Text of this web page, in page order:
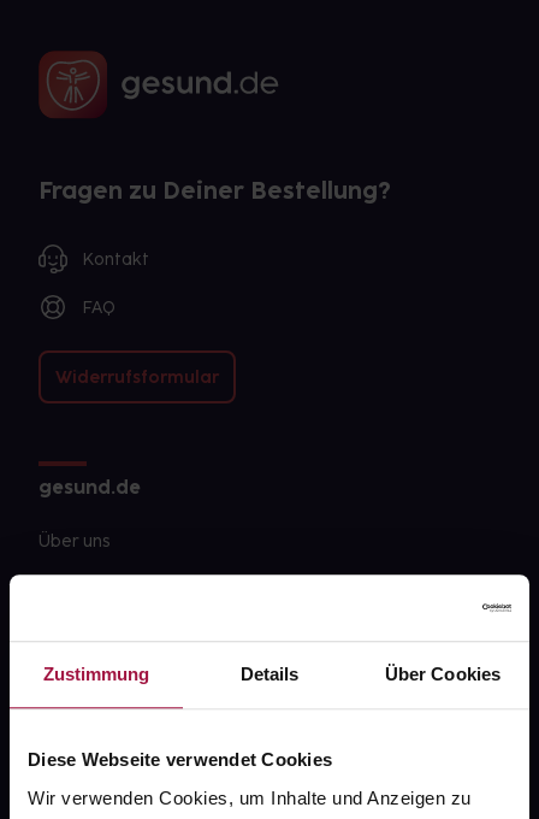
Zustimmung Details Über Cookies
Diese Webseite verwendet Cookies
Wir verwenden Cookies, um Inhalte und Anzeigen zu
Fragen zu Deiner Bestellung?
Kontakt
FAQ
Widerrufsformular
gesund.de
Über uns
Barrierefreiheitserklärung
gesund-versorger.de
Sanitätshäuser